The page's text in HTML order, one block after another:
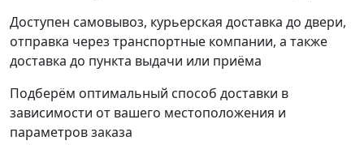
Доступен самовывоз, курьерская доставка до двери,
отправка через транспортные компании, а также
доставка до пункта выдачи или приёма
Подберём оптимальный способ доставки в
зависимости от вашего местоположения и
параметров заказа